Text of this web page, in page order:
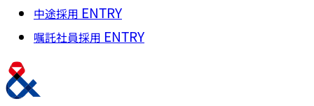
中途採用 ENTRY
嘱託社員採用 ENTRY